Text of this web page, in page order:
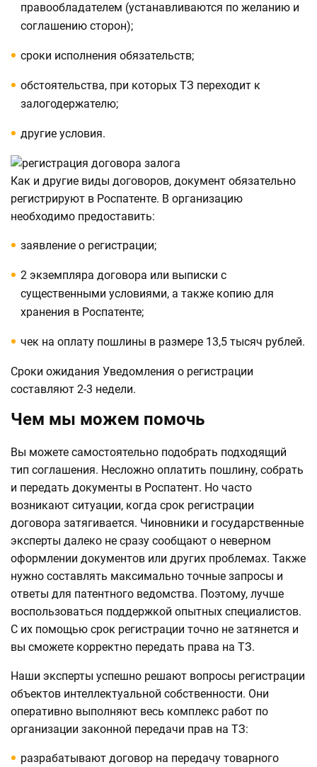
правообладателем (устанавливаются по желанию и
соглашению сторон);
сроки исполнения обязательств;
обстоятельства, при которых ТЗ переходит к
залогодержателю;
другие условия.
Как и другие виды договоров, документ обязательно
регистрируют в Роспатенте. В организацию
необходимо предоставить:
заявление о регистрации;
2 экземпляра договора или выписки с
существенными условиями, а также копию для
хранения в Роспатенте;
чек на оплату пошлины в размере 13,5 тысяч рублей.
Сроки ожидания Уведомления о регистрации
составляют 2-3 недели.
Чем мы можем помочь
Вы можете самостоятельно подобрать подходящий
тип соглашения. Несложно оплатить пошлину, собрать
и передать документы в Роспатент. Но часто
возникают ситуации, когда срок регистрации
договора затягивается. Чиновники и государственные
эксперты далеко не сразу сообщают о неверном
оформлении документов или других проблемах. Также
нужно составлять максимально точные запросы и
ответы для патентного ведомства. Поэтому, лучше
воспользоваться поддержкой опытных специалистов.
С их помощью срок регистрации точно не затянется и
вы сможете корректно передать права на ТЗ.
Наши эксперты успешно решают вопросы регистрации
объектов интеллектуальной собственности. Они
оперативно выполняют весь комплекс работ по
организации законной передачи прав на ТЗ:
разрабатывают договор на передачу товарного